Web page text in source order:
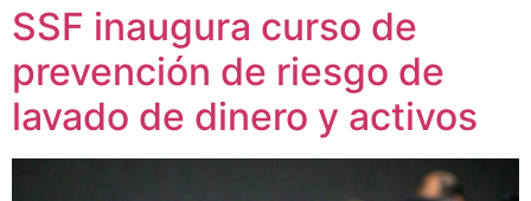
SSF inaugura curso de
prevención de riesgo de
lavado de dinero y activos